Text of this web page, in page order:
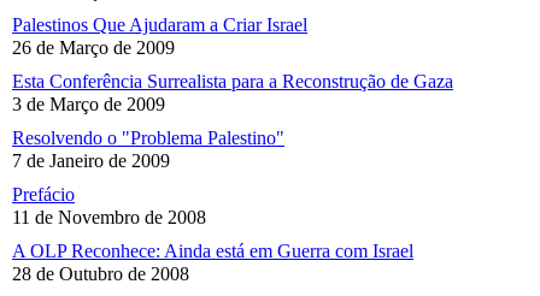
Palestinos Que Ajudaram a Criar Israel
26 de Março de 2009
Esta Conferência Surrealista para a Reconstrução de Gaza
3 de Março de 2009
Resolvendo o "Problema Palestino"
7 de Janeiro de 2009
Prefácio
11 de Novembro de 2008
A OLP Reconhece: Ainda está em Guerra com Israel
28 de Outubro de 2008